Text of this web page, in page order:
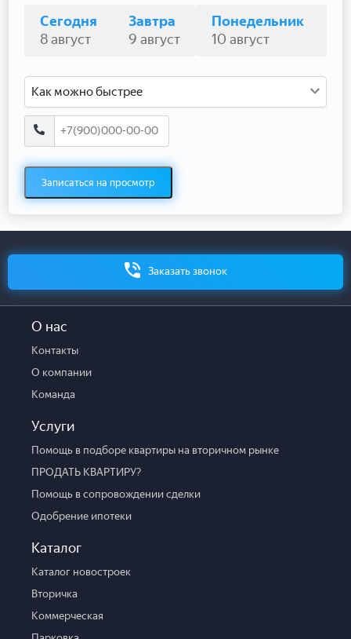
Сегодня
8 август
Завтра
9 август
Понедельник
10 август
Как можно быстрее
Записаться на просмотр
Заказать звонок
О нас
Контакты
О компании
Команда
Услуги
Помощь в подборе квартиры на вторичном рынке
ПРОДАТЬ КВАРТИРУ?
Помощь в сопровождении сделки
Одобрение ипотеки
Каталог
Каталог новостроек
Вторичка
Коммерческая